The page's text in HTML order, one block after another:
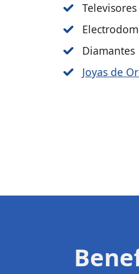
Televisores
Diamantes
Joyas de